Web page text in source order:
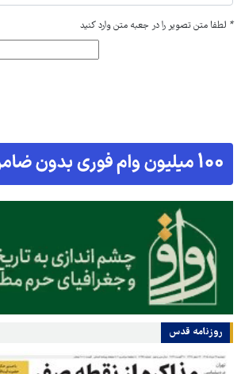
* لطفا متن تصویر را در جعبه متن وارد کنید
روزنامه قدس